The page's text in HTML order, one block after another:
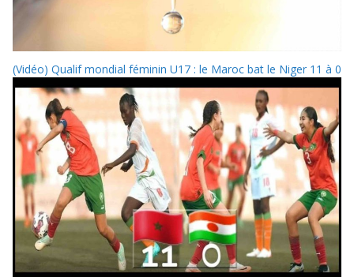
(Vidéo) Qualif mondial féminin U17 : le Maroc bat le Niger 11 à 0